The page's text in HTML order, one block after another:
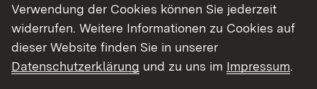
Kreuzungen 07 zip
Fachbeitrag
Prüfung
Verwendung der Cookies können Sie jederzeit
widerrufen. Weitere Informationen zu Cookies auf
dieser Website finden Sie in unserer
Datenschutzerklärung und zu uns im Impressum.